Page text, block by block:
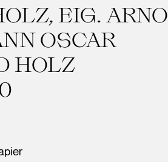
EIG. ARNO
OSCAR
HOLZ